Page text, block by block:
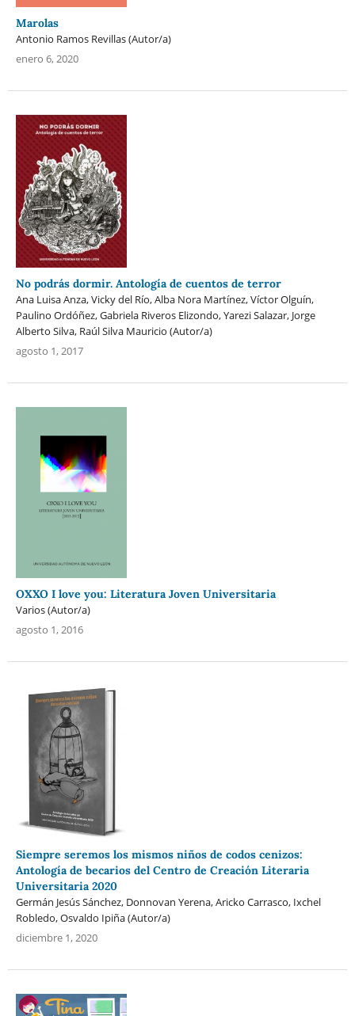
Marolas
Antonio Ramos Revillas (Autor/a)
enero 6, 2020
No podrás dormir. Antología de cuentos de terror
Ana Luisa Anza, Vicky del Río, Alba Nora Martínez, Víctor Olguín,
Paulino Ordóñez, Gabriela Riveros Elizondo, Yarezi Salazar, Jorge
Alberto Silva, Raúl Silva Mauricio (Autor/a)
agosto 1, 2017
OXXO I love you: Literatura Joven Universitaria
Varios (Autor/a)
agosto 1, 2016
Siempre seremos los mismos niños de codos cenizos:
Antología de becarios del Centro de Creación Literaria
Universitaria 2020
Germán Jesús Sánchez, Donnovan Yerena, Aricko Carrasco, Ixchel
Robledo, Osvaldo Ipiña (Autor/a)
diciembre 1, 2020